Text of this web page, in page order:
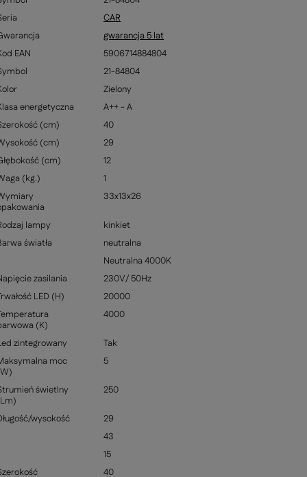
CAR
gwarancja 5 lat
EAN
5906714884804
21-84804
Zielony
energetyczna
A++ - A
(cm)
40
(cm)
29
(cm)
12
(kg.)
1
33x13x26
lampy
kinkiet
światła
neutralna
Neutralna 4000K
zasilania
230V/ 50Hz
LED (H)
20000
(K)
4000
zintegrowany
Tak
moc
5
świetlny
250
wysokość
29
43
15
40